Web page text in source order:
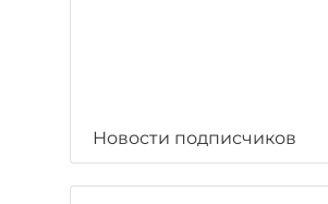
Новости подписчиков